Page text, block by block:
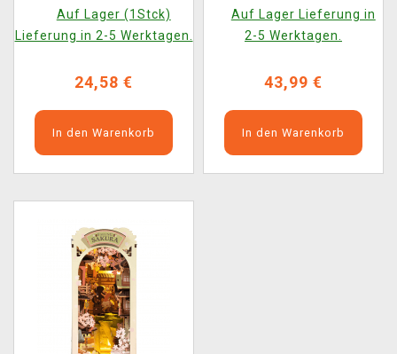
Auf Lager (1Stck)
Lieferung in 2-5 Werktagen.
24,58 €
In den Warenkorb
Auf Lager Lieferung in
2-5 Werktagen.
43,99 €
In den Warenkorb